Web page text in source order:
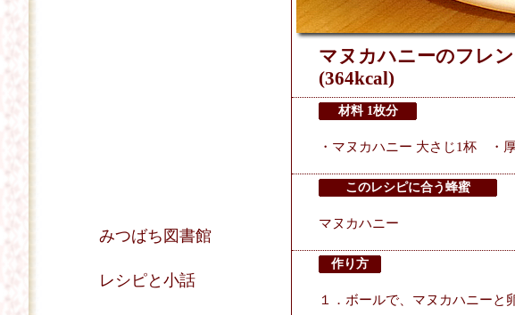
みつばち図書館
レシピと小話
マヌカハニーのフレ
(364kcal)
材料 1枚分
・マヌカハニー 大さじ1杯
このレシピに合う蜂蜜
マヌカハニー
作り方
１．ボールで、マヌカハニーと